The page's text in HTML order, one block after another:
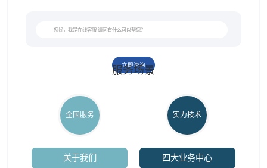
立即咨询
服务场景
全国服务
关于我们
实力技术
四大业务中心